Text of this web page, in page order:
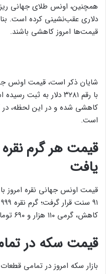
دلاری عقب‌نشینی کرده است.
قیمت‌ها امروز کاهشی باشند.
با رقم ۳۲۸۱ دلار به
است.
یافت
کاهش، گرمی ۱۱۰ هزار و ۶۹۰ تومان به فروش رسید.
قیمت سکه در
بازار سکه امروز در تمامی